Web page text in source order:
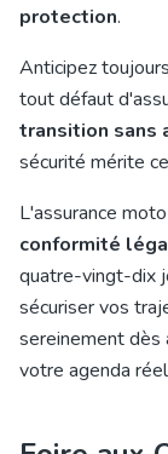
protection.
Anticipez
tout défaut
transition sans
sécurité mérite
L'assurance
conformité
quatre-vingt-dix
sécuriser vos
sereinement dès
votre agenda